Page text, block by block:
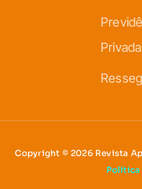
Privada
Copyright © 2026 Revista
Política